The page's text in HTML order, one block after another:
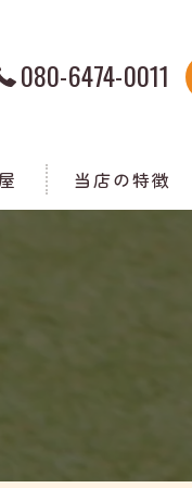
080-6474-0011
当店の特徴